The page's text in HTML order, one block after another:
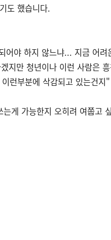
도 했습니다.
어야 하지 않느냐... 지금 어려
지만 청년이나 이런 사람은
런부분에 삭감되고 있는건지"
게 가능한지 오히려 여쭙고